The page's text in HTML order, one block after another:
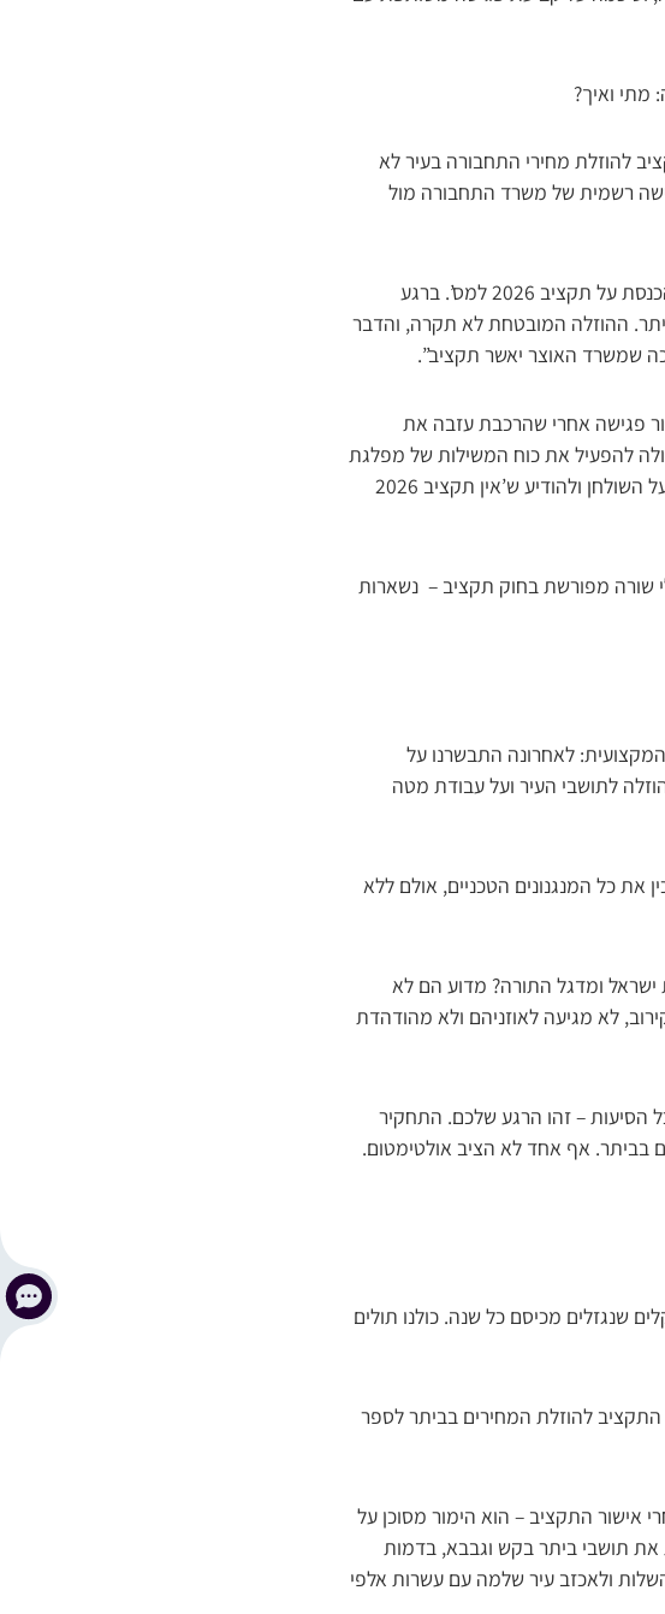
ואיך?
להוזלת מחירי התחבורה בעיר לא
רשמית של משרד התחבורה מול
נוכח זאת, הנה תרחיש המשך צפוי וברור: בעוד ימים ספורים תצביע הממשלה והכנסת על תקציב 2026 למס’. ברגע
ההוזלה המובטחת לא תקרה, והדבר
שמשרד האוצר יאשר תקציב”.
פגישה אחרי שהרכבת עזבה את
להפעיל את כוח המשילות של מפלגת
השלטון בה היא חברה, ואף לערב במידת הצורך את ראש הממשלה, כדי לדפוק על השולחן ולהודיע ש’אין תקציב 2026
שורה מפורשת בחוק תקציב – נשארות
לאחרונה התבשרנו על
לתושבי העיר ועל עבודת מטה
את כל המנגנונים הטכניים, אולם ללא
ומדגל התורה? מדוע הם לא
סיבה הזעקה של עיר שלמה, בת 100,000 תושבים בקירוב, לא מגיעה לאוזניהם ולא מהודהדת
הסיעות – זהו הרגע שלכם. התחקיר
אף אחד לא הציב אולטימטום.
שנגזלים מכיסם כל שנה. כולנו תולים
התקציב להוזלת המחירים בביתר לספר
אישור התקציב – הוא הימור מסוכן על
את תושבי ביתר בקש וגבבא, בדמות
ולאכזב עיר שלמה עם עשרות אלפי